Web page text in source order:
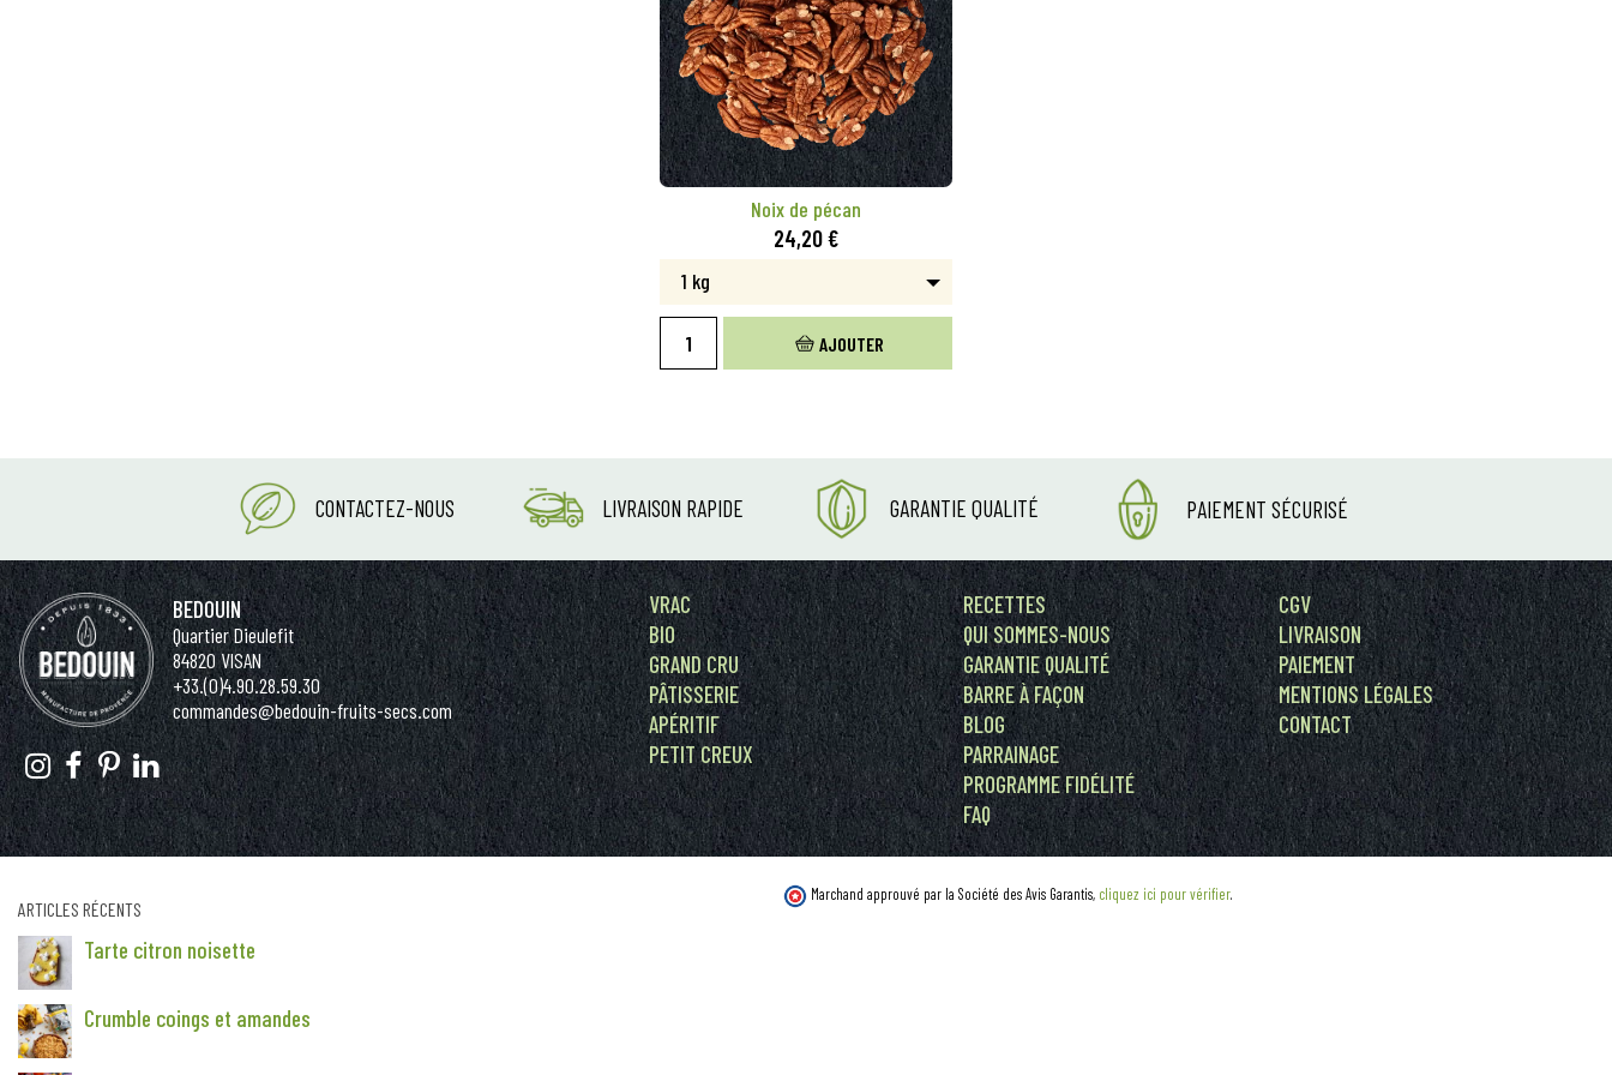
Noix de pécan
24,20 €
1 kg
AJOUTER
CONTACTEZ-NOUS LIVRAISON RAPIDE GARANTIE QUALITÉ PAIEMENT SÉCURISÉ
BEDOUIN
Quartier Dieulefit
84820 VISAN
+33.(0)4.90.28.59.30
commandes@bedouin-fruits-secs.com
VRAC
BIO
GRAND CRU
PÂTISSERIE
APÉRITIF
PETIT CREUX
RECETTES
QUI SOMMES-NOUS
GARANTIE QUALITÉ
BARRE À FAÇON
BLOG
PARRAINAGE
PROGRAMME FIDÉLITÉ
FAQ
CGV
LIVRAISON
PAIEMENT
MENTIONS LÉGALES
CONTACT
ARTICLES RÉCENTS
Tarte citron noisette
Crumble coings et amandes
Marchand approuvé par la Société des Avis Garantis, cliquez ici pour vérifier.